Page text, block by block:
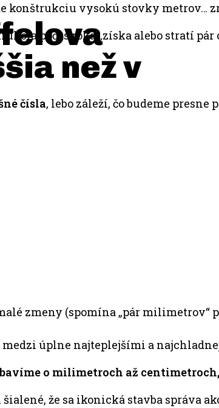
než v
konštrukciu vysokú stovky metrov…
počas roka „získa alebo stratí
čísla, lebo záleží, čo budeme presne
zmeny (spomína „pár milimetrov“
úplne najteplejšími a
bavíme o milimetroch až
že sa ikonická stavba správa